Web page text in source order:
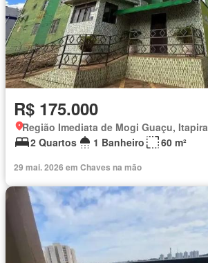
R$ 175.000
Região Imediata de Mogi Guaçu, Itapira
2 Quartos
1 Banheiro 60 m²
29 mai. 2026 em Chaves na mão